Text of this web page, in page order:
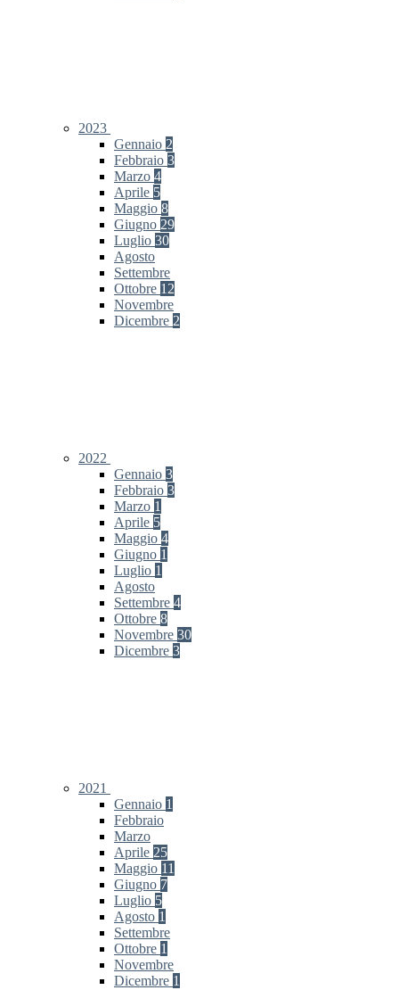
2023
Gennaio 2
Febbraio 3
Marzo 4
Aprile 5
Maggio 8
Giugno 29
Luglio 30
Agosto
Settembre
Ottobre 12
Novembre
Dicembre 2
2022
Gennaio 3
Febbraio 3
Marzo 1
Aprile 5
Maggio 4
Giugno 1
Luglio 1
Agosto
Settembre 4
Ottobre 8
Novembre 30
Dicembre 3
2021
Gennaio 1
Febbraio
Marzo
Aprile 25
Maggio 11
Giugno 7
Luglio 5
Agosto 1
Settembre
Ottobre 1
Novembre
Dicembre 1